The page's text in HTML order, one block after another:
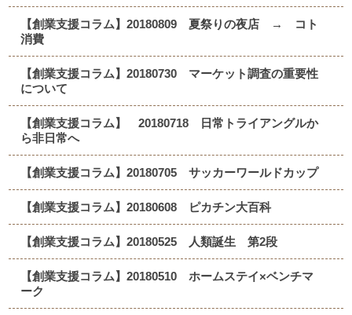
【創業支援コラム】20180809 夏祭りの夜店 → コト
消費
【創業支援コラム】20180730 マーケット調査の重要性
について
【創業支援コラム】 20180718 日常トライアングルか
ら非日常へ
【創業支援コラム】20180705 サッカーワールドカップ
【創業支援コラム】20180608 ピカチン大百科
【創業支援コラム】20180525 人類誕生 第2段
【創業支援コラム】20180510 ホームステイ×ベンチマ
ーク